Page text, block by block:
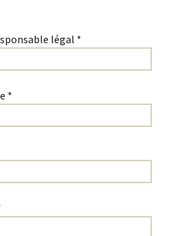
légal *
*